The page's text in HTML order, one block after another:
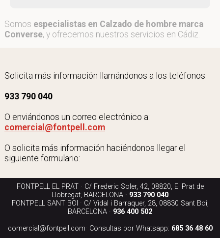
Somos especialistas en Calzado de hombre marca
Converse, y ofrecemos nuestros servicios en Cádiz.
Solicita más información llamándonos a los teléfonos:
933 790 040
O enviándonos un correo electrónico a:
comercial@fontpell.com
O solicita más información haciéndonos llegar el
siguiente formulario:
FONTPELL EL PRAT · C/ Frederic Soler, 42, 08820, El Prat de
Llobregat, BARCELONA · 933 790 040
FONTPELL SANT BOI · C/ Vidal i Barraquer, 28, 08830 Sant Boi,
BARCELONA · 936 400 502
comercial@fontpell.com· Consultas por Whatsapp: 685 36 48 60